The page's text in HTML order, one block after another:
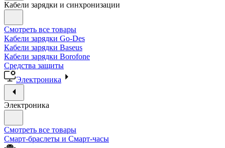
Кабели зарядки и синхронизации
Смотреть все товары
Кабели зарядки Go-Des
Кабели зарядки Baseus
Кабели зарядки Borofone
Средства защиты
Электроника
Электроника
Смотреть все товары
Смарт-браслеты и Смарт-часы